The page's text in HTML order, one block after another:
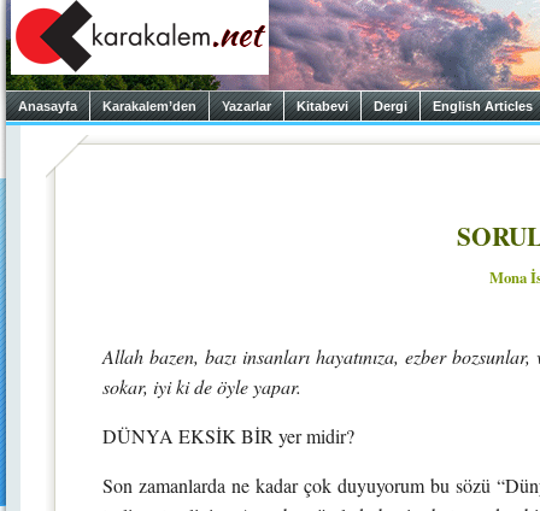
Anasayfa Karakalem’den Yazarlar Kitabevi Dergi English Articles
Mona
Allah bazen, bazı insanları hayatınıza, ezber
sokar, iyi ki de öyle yapar.
DÜNYA EKSİK BİR yer midir?
Son zamanlarda ne kadar çok duyuyorum bu sözü